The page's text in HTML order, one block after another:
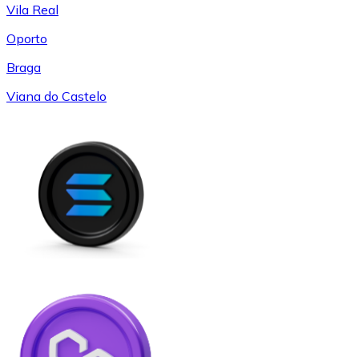
Vila Real
Oporto
Braga
Viana do Castelo